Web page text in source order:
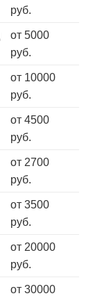
руб.
от 5000
руб.
от 10000
руб.
от 4500
руб.
от 2700
руб.
от 3500
руб.
от 20000
руб.
от 30000